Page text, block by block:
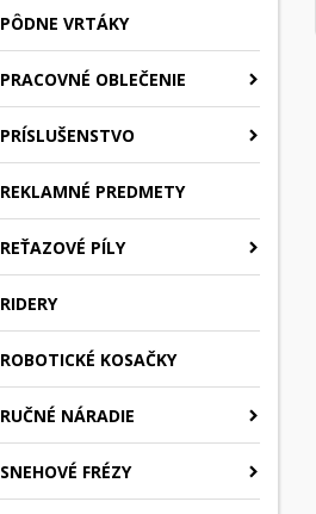
PÔDNE VRTÁKY
PRACOVNÉ OBLEČENIE
PRÍSLUŠENSTVO
REKLAMNÉ PREDMETY
REŤAZOVÉ PÍLY
RIDERY
ROBOTICKÉ KOSAČKY
RUČNÉ NÁRADIE
SNEHOVÉ FRÉZY